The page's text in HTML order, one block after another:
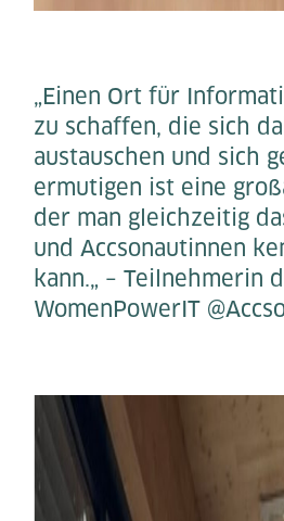
„Einen Ort für
zu schaffen, die sich
austauschen und sich
ermutigen ist eine
der man gleichzeitig
und Accsonautinnen
kann.„ – Teilnehmerin
WomenPowerIT